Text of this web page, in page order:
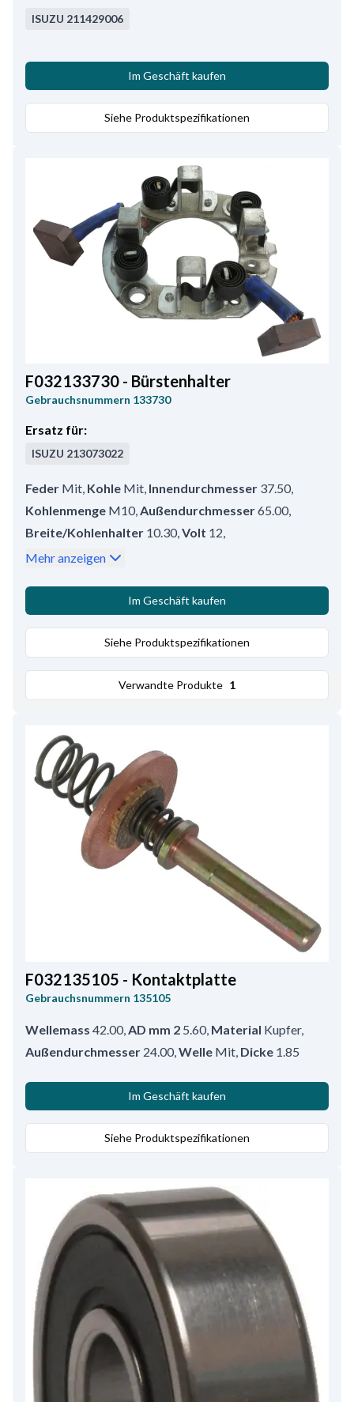
ISUZU 211429006
Im Geschäft kaufen
Siehe Produktspezifikationen
F032133730 - Bürstenhalter
Gebrauchsnummern 133730
Ersatz für:
ISUZU 213073022
Feder Mit Kohle Mit Innendurchmesser 37.50,
Kohlenmenge M10, Außendurchmesser65.00,
Breite/Kohlenhalter 10.30, Volt 12
Bemerkungen Neg. Kohle. Kohlensatz: HC-CARGO
,Kohledicke6.80
Mehr anzeigen
Im Geschäft kaufen
Siehe Produktspezifikationen
Verwandte Produkte 1
F032135105 - Kontaktplatte
Gebrauchsnummern 135105
Wellemass 42.00,AD mm 2 5.60, Material Kupfer,
Außendurchmesser 24.00,Welle Mit, Dicke 1.85
Im Geschäft kaufen
Siehe Produktspezifikationen